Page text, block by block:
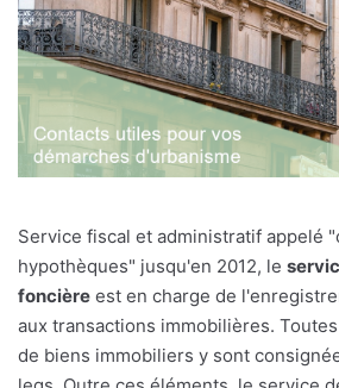
Service fiscal et administratif appelé
hypothèques" jusqu'en 2012, le
foncière est en charge de
aux transactions immobilières.
de biens immobiliers y sont